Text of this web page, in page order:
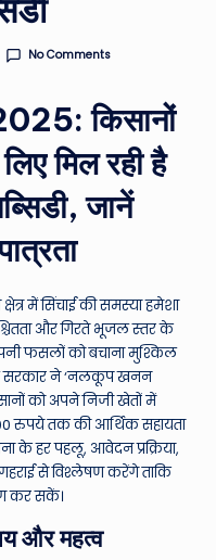
No Comments
किसानों
मिल रही है
जानें
में सिंचाई की समस्या हमेशा
और गिरते भूजल स्तर के
फसलों को बचाना मुश्किल
सरकार ने ‘नलकूप खनन
को अपने निजी खेतों में
तक की आर्थिक सहायता
के हर पहलू, आवेदन प्रक्रिया,
से विश्लेषण करेंगे ताकि
कर सकें।
और महत्व